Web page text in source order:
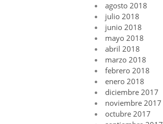
agosto 2018
julio 2018
junio 2018
mayo 2018
abril 2018
marzo 2018
febrero 2018
enero 2018
diciembre 2017
noviembre 2017
octubre 2017